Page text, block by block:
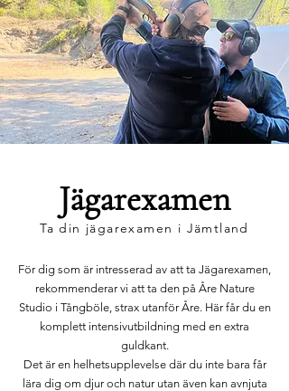
Jägarexamen
Ta din jägarexamen i Jämtland
För dig som är intresserad av att ta Jägarexamen,
rekommenderar vi att ta den på Åre Nature
Studio i Tångböle, strax utanför Åre. Här får du en
komplett intensivutbildning med en extra
guldkant.
Det är en helhetsupplevelse där du inte bara får
lära dig om djur och natur utan även kan avnjuta